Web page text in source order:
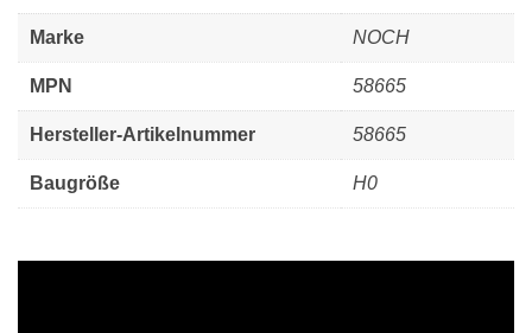
Marke NOCH
MPN 58665
Hersteller-Artikelnummer 58665
Baugröße H0